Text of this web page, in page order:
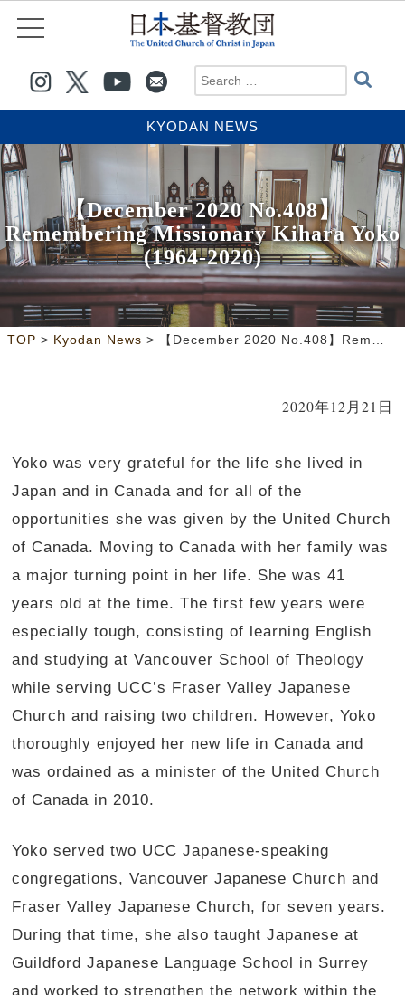
KYODAN NEWS
【December 2020 No.408】
Remembering Missionary Kihara Yoko
(1964-2020)
TOP > Kyodan News > 【December 2020 No.408】Remembering Missionary Kihara Yoko (1964-2020)
2020年12月21日
Yoko was very grateful for the life she lived in
Japan and in Canada and for all of the
opportunities she was given by the United Church
of Canada. Moving to Canada with her family was
a major turning point in her life. She was 41
years old at the time. The first few years were
especially tough, consisting of learning English
and studying at Vancouver School of Theology
while serving UCC’s Fraser Valley Japanese
Church and raising two children. However, Yoko
thoroughly enjoyed her new life in Canada and
was ordained as a minister of the United Church
of Canada in 2010.
Yoko served two UCC Japanese-speaking
congregations, Vancouver Japanese Church and
Fraser Valley Japanese Church, for seven years.
During that time, she also taught Japanese at
Guildford Japanese Language School in Surrey
and worked to strengthen the network within the